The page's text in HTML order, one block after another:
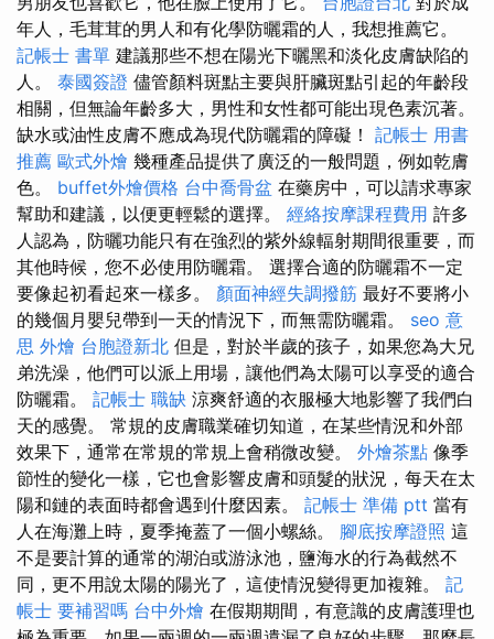
年人，毛茸茸的男人和有化學防曬霜的人，我想推薦它。
記帳士 書單 建議那些不想在陽光下曬黑和淡化皮膚缺陷的
人。 泰國簽證 儘管顏料斑點主要與肝臟斑點引起的年齡段
相關，但無論年齡多大，男性和女性都可能出現色素沉著。
缺水或油性皮膚不應成為現代防曬霜的障礙！ 記帳士 用書
推薦 歐式外燴 幾種產品提供了廣泛的一般問題，例如乾膚
色。 buffet外燴價格 台中喬骨盆 在藥房中，可以請求專家
幫助和建議，以便更輕鬆的選擇。 經絡按摩課程費用 許多
人認為，防曬功能只有在強烈的紫外線輻射期間很重要，而
其他時候，您不必使用防曬霜。 選擇合適的防曬霜不一定
要像起初看起來一樣多。 顏面神經失調撥筋 最好不要將小
的幾個月嬰兒帶到一天的情況下，而無需防曬霜。 seo 意
思 外燴 台胞證新北 但是，對於半歲的孩子，如果您為大兄
弟洗澡，他們可以派上用場，讓他們為太陽可以享受的適合
防曬霜。 記帳士 職缺 涼爽舒適的衣服極大地影響了我們白
天的感覺。 常規的皮膚職業確切知道，在某些情況和外部
效果下，通常在常規的常規上會稍微改變。 外燴茶點 像季
節性的變化一樣，它也會影響皮膚和頭髮的狀況，每天在太
陽和鏈的表面時都會遇到什麼因素。 記帳士 準備 ptt 當有
人在海灘上時，夏季掩蓋了一個小螺絲。 腳底按摩證照 這
不是要計算的通常的湖泊或游泳池，鹽海水的行為截然不
同，更不用說太陽的陽光了，這使情況變得更加複雜。 記
帳士 要補習嗎 台中外燴 在假期期間，有意識的皮膚護理也